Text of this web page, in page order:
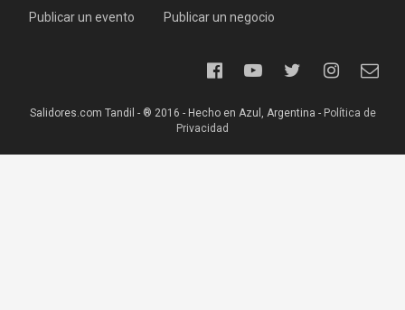
Publicar un evento Publicar un negocio
Salidores.com Tandil - ® 2016 - Hecho en Azul, Argentina - Política de
Privacidad